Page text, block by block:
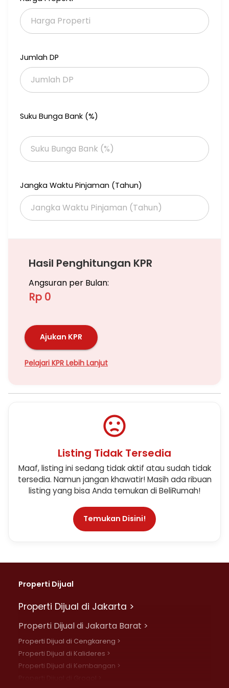
Lokasi terdekat
300meter menuju Pemkot Cimahi
200m kolam renang Ciawitali
Harga 1,05M ( Nego sampai jadi)
Erlan era inno.
Jumlah DP
Suku Bunga Bank (%)
Jangka Waktu Pinjaman (Tahun)
Hasil Penghitungan KPR
Angsuran per Bulan:
Rp 0
Ajukan KPR
Pelajari KPR Lebih Lanjut
Listing Tidak Tersedia
Maaf, listing ini sedang tidak aktif atau sudah tidak
tersedia. Namun jangan khawatir! Masih ada ribuan
listing yang bisa Anda temukan di BeliRumah!
Temukan Disini!
Properti Dijual
Properti Dijual di Jakarta >
Properti Dijual di Jakarta Barat >
Properti Dijual di Cengkareng >
Properti Dijual di Kalideres >
Properti Dijual di Kembangan >